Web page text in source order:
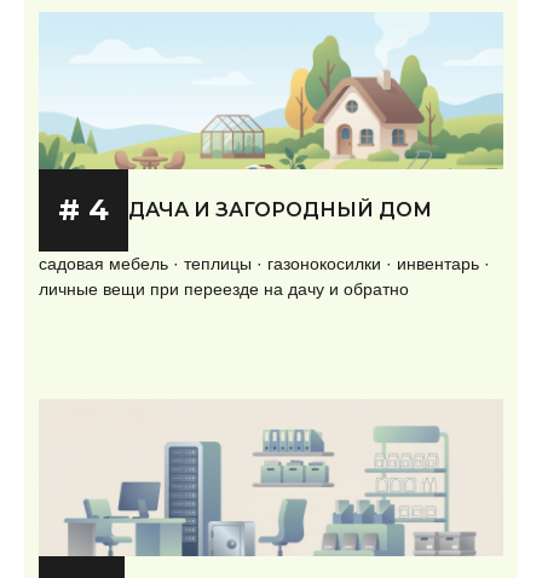
# 4 ДАЧА И ЗАГОРОДНЫЙ ДОМ
садовая мебель · теплицы · газонокосилки · инвентарь ·
личные вещи при переезде на дачу и обратно